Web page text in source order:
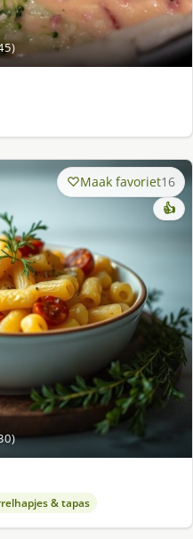
Maak favoriet16
👍
& tapas